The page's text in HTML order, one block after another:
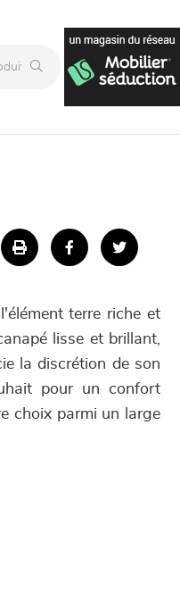
terre riche et
lisse et brillant,
la discrétion de son
pour un confort
choix parmi un large